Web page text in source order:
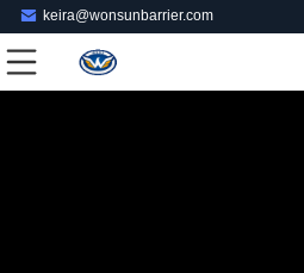
keira@wonsunbarrier.com